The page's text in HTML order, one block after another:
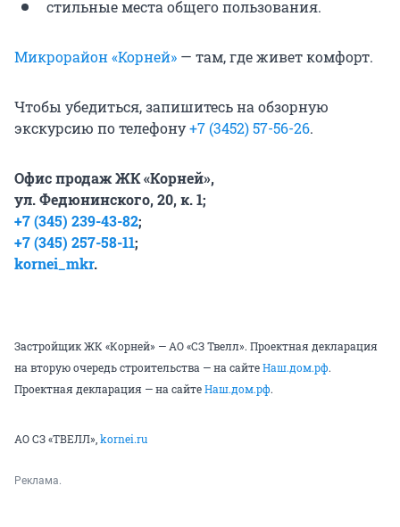
стильные места общего пользования.
Микрорайон «Корней» — там, где живет комфорт.
Чтобы убедиться, запишитесь на обзорную
экскурсию по телефону+7 (3452) 57-56-26.
Офис продаж ЖК «Корней»,
ул. Федюнинского, 20, к. 1;
+7 (345) 239-43-82;
+7 (345) 257-58-11;
kornei_mkr.
Застройщик ЖК «Корней» — АО «СЗ Твелл». Проектная декларация
на вторую очередь строительства — на сайтеНаш.дом.рф.
Проектная декларация — на сайтеНаш.дом.рф.
АО СЗ «ТВЕЛЛ»,kornei.ru
Реклама.